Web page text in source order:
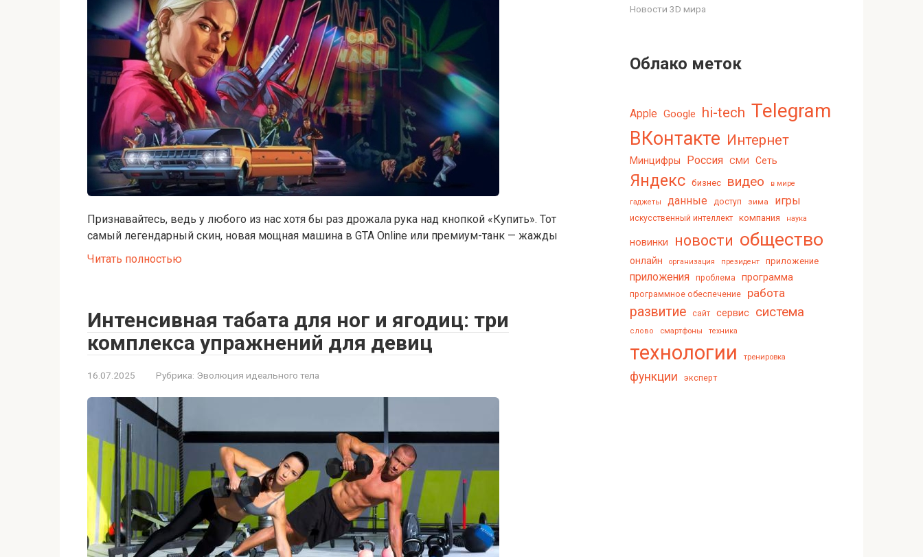
Признавайтесь, ведь у любого из нас хотя бы раз дрожала рука над кнопкой «Купить». Тот
самый легендарный скин, новая мощная машина в GTA Online или премиум-танк — жажды
Читать полностью
Интенсивная табата для ног и ягодиц: три
комплекса упражнений для девиц
16.07.2025 Рубрика: Эволюция идеального тела
Новости 3D мира
Облако меток
Apple Google hi-tech Telegram
ВКонтакте Интернет
Минцифры Россия СМИ Сеть
Яндекс бизнес видео в мире
гаджеты данные доступ зима игры
искусственный интеллект компания наука
новинки новости общество
онлайн организация президент приложение
приложения проблема программа
программное обеспечение работа
развитие сайт сервис система
слово смартфоны техника
технологии тренировка
функции эксперт